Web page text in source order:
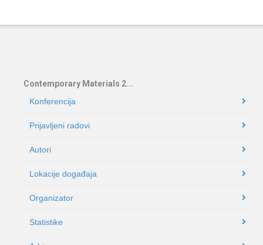
Contemporary Materials 2...
Konferencija
Prijavljeni radovi
Autori
Lokacije događaja
Organizator
Statistike